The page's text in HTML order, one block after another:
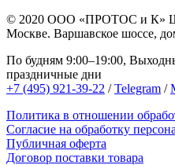
© 2020 ООО «ПРОТОС и К»
Москве. Варшавское шоссе,
По будням 9:00–19:00,
праздничные дни
+7 (495) 921-39-22 /Telegram /
Политика в отношении
Согласие на обработку
Публичная оферта
Договор поставки товара